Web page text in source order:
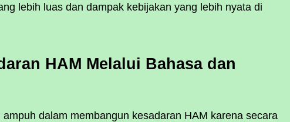
lebih luas dan dampak kebijakan yang lebih nyata di
HAM Melalui Bahasa dan
dalam membangun kesadaran HAM karena secara